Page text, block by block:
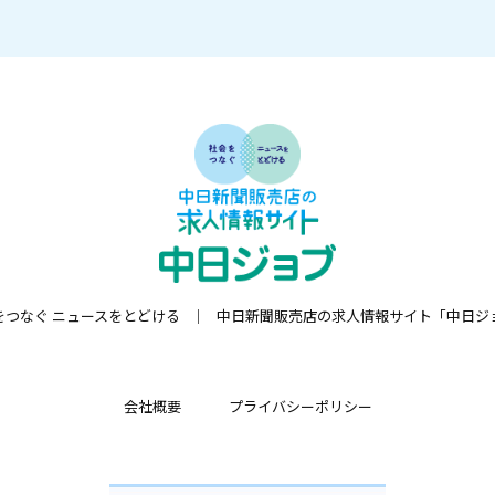
つなぐ ニュースをとどける 中日新聞販売店の求人情報サイト「中日ジ
会社概要 プライバシーポリシー